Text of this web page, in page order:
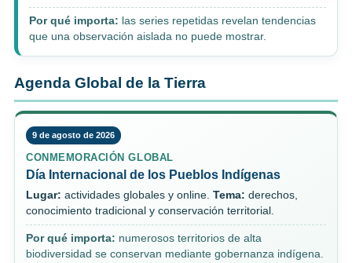
Por qué importa: las series repetidas revelan tendencias
que una observación aislada no puede mostrar.
Agenda Global de la Tierra
9 de agosto de 2026
CONMEMORACIÓN GLOBAL
Día Internacional de los Pueblos Indígenas
Lugar: actividades globales y online. Tema: derechos,
conocimiento tradicional y conservación territorial.
Por qué importa: numerosos territorios de alta
biodiversidad se conservan mediante gobernanza indígena.